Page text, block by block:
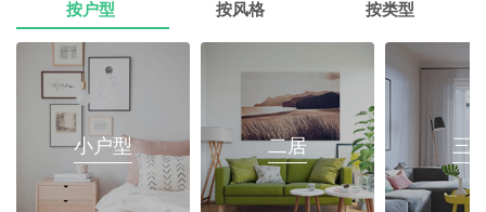
07-17 新澳城市花园3室1厅1卫 8万以上
方先生 金源华庭3室2厅1卫 8万以上
07-17 孙先生 海岸万和城4室2厅177平装修 8万以上
按户型 按风格 按类型
小户型 二居 三